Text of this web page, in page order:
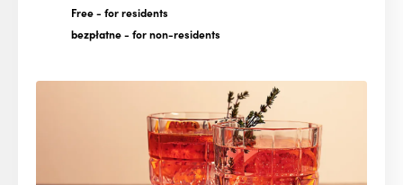
Free- for residents
bezpłatne- for non-residents